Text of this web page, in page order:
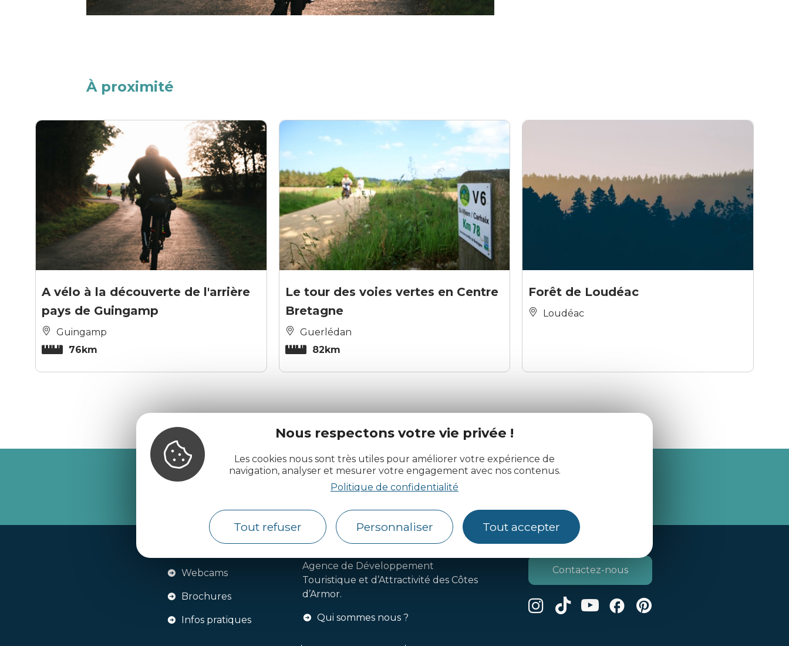
Nous respectons votre vie privée !
Les cookies nous sont très utiles pour améliorer votre expérience de
navigation, analyser et mesurer votre engagement avec nos contenus.
Politique de confidentialité
Tout refuser Personnaliser Tout accepter
À proximité
A vélo à la découverte de l'arrière
pays de Guingamp
Guingamp
76km
Le tour des voies vertes en Centre
Bretagne
Guerlédan
82km
Forêt de Loudéac
Loudéac
Recevez l’actualité des Côtes d’Armor
Webcams
Brochures
Infos pratiques
Agence de Développement
Touristique et d’Attractivité des Côtes
d’Armor.
Qui sommes nous ?
Contactez-nous